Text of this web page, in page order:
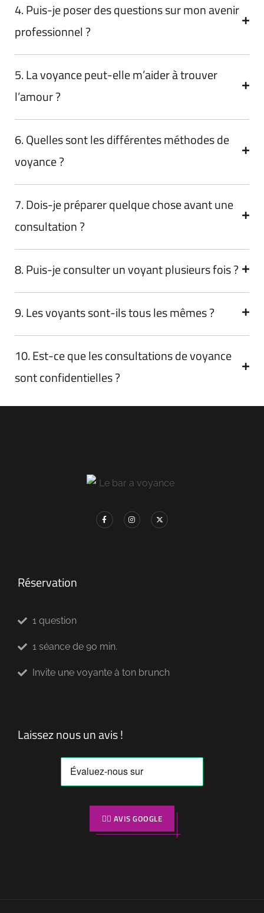
4. Puis-je poser des questions sur mon avenir
professionnel ?
5. La voyance peut-elle m’aider à trouver
l’amour ?
6. Quelles sont les différentes méthodes de
voyance ?
7. Dois-je préparer quelque chose avant une
consultation ?
8. Puis-je consulter un voyant plusieurs fois ?
9. Les voyants sont-ils tous les mêmes ?
10. Est-ce que les consultations de voyance
sont confidentielles ?
Réservation
1 question
1 séance de 90 min.
Invite une voyante à ton brunch
Laissez nous un avis !
👉🏼 AVIS GOOGLE